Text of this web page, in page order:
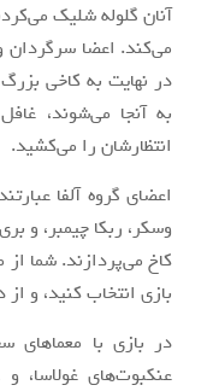
آنان گلوله شلیک
می‌کند. اعضا سرگردان
در نهایت به کاخی
به آنجا می‌شوند،
انتظارشان را می‌کشید.
اعضای گروه آلفا
وسکر، ربکا چیمبر، و
کاخ می‌پردازند. شما
بازی انتخاب کنید، و
در بازی با معماهای
عنکبوت‌های غولاسا،